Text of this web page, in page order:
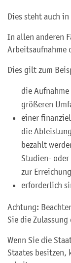
Dies steht auch
In allen anderen
Arbeitsaufnahme
Dies gilt zum
die
größeren
einer
die
bezahlt
Studien-
zur
erforderlich
Achtung:
Sie die
Wenn Sie die
Staates besitzen,